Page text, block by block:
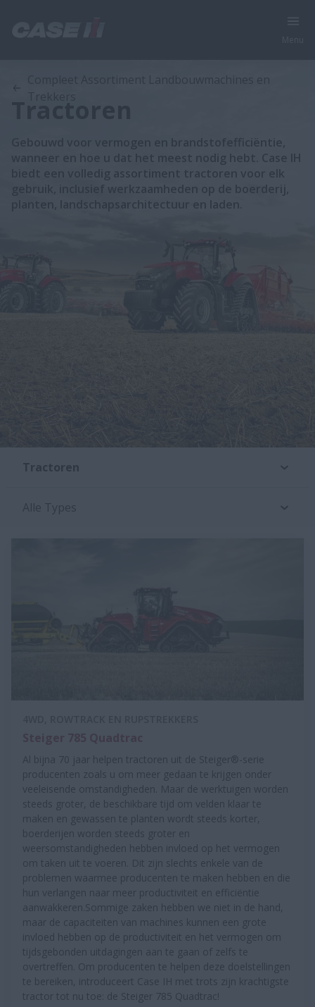
Compleet Assortiment Landbouwmachines en
Trekkers
Gebouwd voor vermogen en brandstofefficiëntie,
wanneer en hoe u dat het meest nodig hebt. Case IH
biedt een volledig assortiment tractoren voor elk
gebruik, inclusief werkzaamheden op de boerderij,
planten, landschapsarchitectuur en laden.
Tractoren
Alle Types
Al bijna 70 jaar helpen tractoren uit de Steiger®-serie
producenten zoals u om meer gedaan te krijgen onder
veeleisende omstandigheden. Maar de werktuigen worden
steeds groter, de beschikbare tijd om velden klaar te
maken en gewassen te planten wordt steeds korter,
boerderijen worden steeds groter en
weersomstandigheden hebben invloed op het vermogen
om taken uit te voeren. Dit zijn slechts enkele van de
problemen waarmee producenten te maken hebben en die
hun verlangen naar meer productiviteit en efficiëntie
aanwakkeren.Sommige zaken hebben we niet in de hand,
maar de capaciteiten van machines kunnen een grote
invloed hebben op de productiviteit en het vermogen om
tijdsgebonden uitdagingen aan te gaan of zelfs te
overtreffen. Om producenten te helpen deze doelstellingen
te bereiken, introduceert Case IH met trots zijn krachtigste
tractor tot nu toe: de Steiger 785 Quadtrac!